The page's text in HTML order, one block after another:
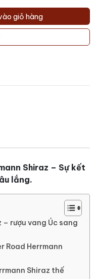
giỏ hàng
Shiraz – Sự kết
lắng.
– rượu vang Úc sang
Road Herrmann
Shiraz thế